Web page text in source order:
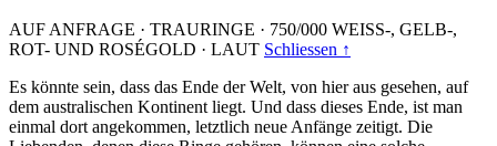
AUF ANFRAGE · TRAURINGE · 750/000 WEISS-, GELB-,
ROT- UND ROSÉGOLD · LAUT Schliessen ↑
Es könnte sein, dass das Ende der Welt, von hier aus gesehen, auf
dem australischen Kontinent liegt. Und dass dieses Ende, ist man
einmal dort angekommen, letztlich neue Anfänge zeitigt. Die